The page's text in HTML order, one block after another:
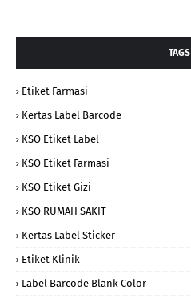
TAGS
Etiket Farmasi
Kertas Label Barcode
KSO Etiket Label
KSO Etiket Farmasi
KSO Etiket Gizi
KSO RUMAH SAKIT
Kertas Label Sticker
Etiket Klinik
Label Barcode Blank Color